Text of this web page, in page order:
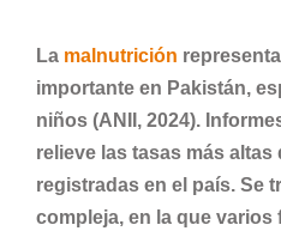
La malnutrición
importante en Pakistán,
niños (ANII, 2024).
relieve las tasas más
registradas en el país. Se
compleja, en la que